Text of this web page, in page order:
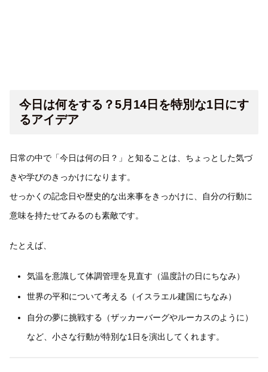
今日は何をする？5月14日を特別な1日にす
るアイデア
日常の中で「今日は何の日？」と知ることは、ちょっとした気づ
きや学びのきっかけになります。
せっかくの記念日や歴史的な出来事をきっかけに、自分の行動に
意味を持たせてみるのも素敵です。
たとえば、
気温を意識して体調管理を見直す（温度計の日にちなみ）
世界の平和について考える（イスラエル建国にちなみ）
自分の夢に挑戦する（ザッカーバーグやルーカスのように）
など、小さな行動が特別な1日を演出してくれます。